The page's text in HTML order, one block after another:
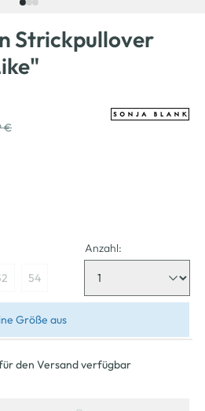
Strickpullover
€
54
Anzahl:
Größe aus
den Versand verfügbar